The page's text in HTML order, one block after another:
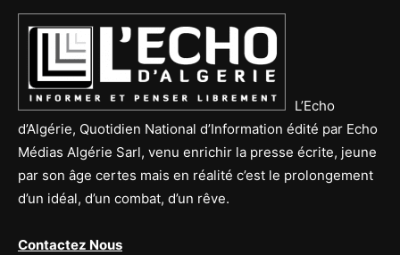
L’Echo
d’Algérie, Quotidien National d’Information édité par Echo
Médias Algérie Sarl, venu enrichir la presse écrite, jeune
par son âge certes mais en réalité c’est le prolongement
d’un idéal, d’un combat, d’un rêve.
Contactez Nous